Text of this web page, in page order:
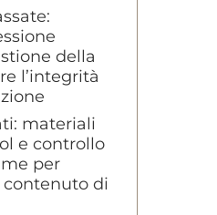
della
l’integrità
materiali
e controllo
per
di